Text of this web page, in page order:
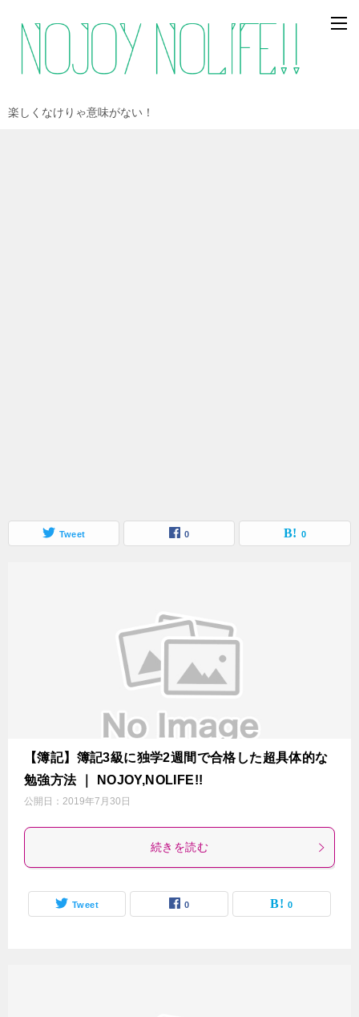
楽しくなけりゃ意味がない！
Tweet 0 0
【簿記】簿記3級に独学2週間で合格した超具体的な
勉強方法 ｜ NOJOY,NOLIFE!!
公開日： 2019年7月30日
続きを読む
Tweet 0 0